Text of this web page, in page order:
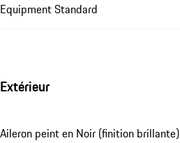
Equipment Standard
Extérieur
Aileron peint en Noir (finition brillante)